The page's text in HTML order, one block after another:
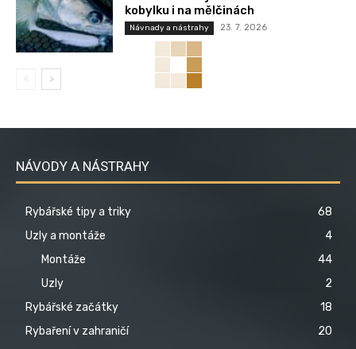
kobylku i na mělčinách
Návnady a nástrahy 23. 7. 2026
NÁVODY A NÁSTRAHY
Rybářské tipy a triky
68
Uzly a montáže
4
Montáže
44
Uzly
2
Rybářské začátky
18
Rybaření v zahraničí
20